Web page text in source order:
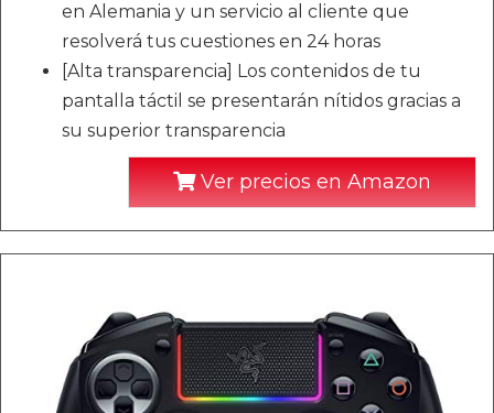
en Alemania y un servicio al cliente que
resolverá tus cuestiones en 24 horas
[Alta transparencia] Los contenidos de tu
pantalla táctil se presentarán nítidos gracias a
su superior transparencia
Ver precios en Amazon